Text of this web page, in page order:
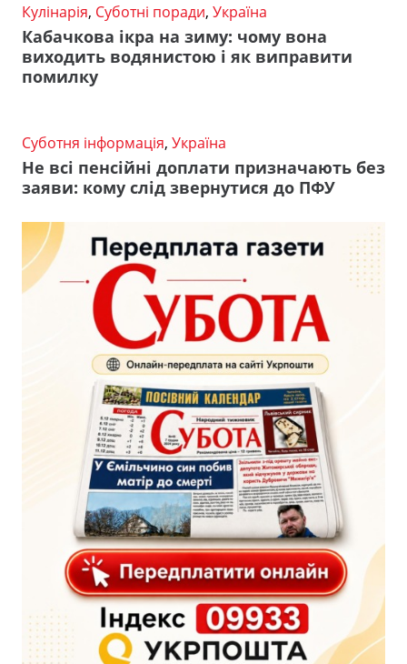
Кулінарія, Суботні поради, Україна
Кабачкова ікра на зиму: чому вона
виходить водянистою і як виправити
помилку
Суботня інформація, Україна
Не всі пенсійні доплати призначають без
заяви: кому слід звернутися до ПФУ